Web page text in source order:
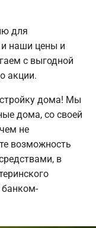
для
и наши цены и
с выгодной
акции.
дома! Мы
дома, со своей
не
возможность
в